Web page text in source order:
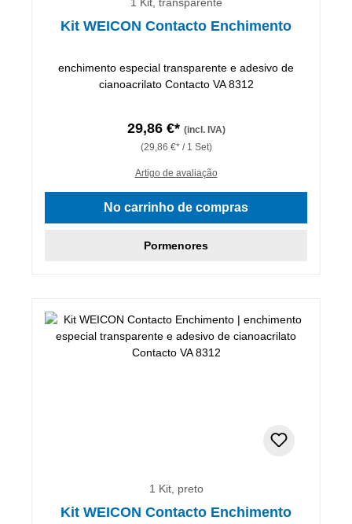
Kit WEICON Contacto Enchimento
enchimento especial transparente e adesivo de
cianoacrilato Contacto VA 8312
29,86 €* (incl. IVA)
(29,86 €* / 1 Set)
Artigo de avaliação
No carrinho de compras
Pormenores
1 Kit, preto
Kit WEICON Contacto Enchimento